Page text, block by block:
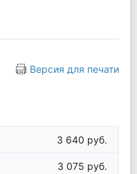
Версия для печати
3 640 руб.
3 075 руб.